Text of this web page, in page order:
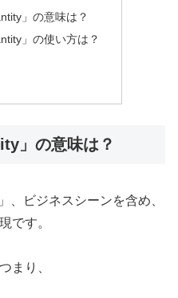
」の意味は？
」の使い方は？
」の意味は？
、ビジネスシーンを含め、
です。
まり、